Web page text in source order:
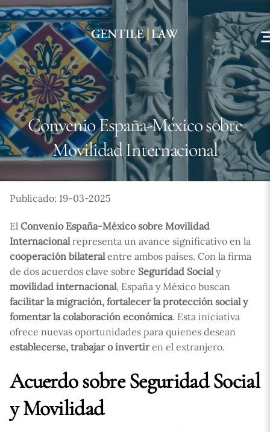
Skip
to
content
Convenio España-México sobre
Movilidad Internacional
Publicado: 19-03-2025
El Convenio España-México sobre Movilidad
Internacional representa un avance significativo en la
cooperación bilateral entre ambos países. Con la firma
de dos acuerdos clave sobre Seguridad Social y
movilidad internacional, España y México buscan
facilitar la migración, fortalecer la protección social y
fomentar la colaboración económica. Esta iniciativa
ofrece nuevas oportunidades para quienes desean
establecerse, trabajar o invertiren el extranjero.
Acuerdo sobre Seguridad Social
y Movilidad